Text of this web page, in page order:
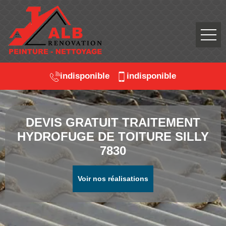
indisponible indisponible
DEVIS GRATUIT TRAITEMENT
HYDROFUGE DE TOITURE SILLY
7830
Voir nos réalisations